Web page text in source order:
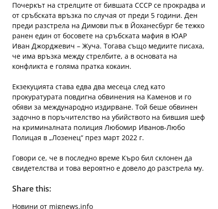
Почеркът на стрелците от бившата СССР се прокрадва и
от сръбската връзка по случая от преди 5 години. Ден
преди разстрела на Димови пък в Йоханесбург бе тежко
ранен един от босовете на сръбската мафия в ЮАР
Иван Джорджевич – Жуча. Тогава също медиите писаха,
че има връзка между стрелбите, а в основата на
конфликта е голяма пратка кокаин.
Екзекуцията става едва два месеца след като
прокуратурата повдигна обвинения на Каменов и го
обяви за международно издирване. Той беше обвинен
задочно в поръчителство на убийството на бившия шеф
на криминалната полиция Любомир Иванов-Любо
Полицая в „Лозенец“ през март 2022 г.
Говори се, че в последно време Къро бил склонен да
свидетелства и това вероятно е довело до разстрела му.
Share this:
Новини от mignews.info